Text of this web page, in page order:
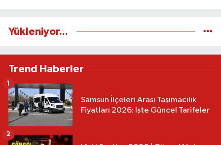
Yükleniyor...
Trend Haberler
Samsun İlçeleri Arası Taşımacılık
Fiyatları 2026: İşte Güncel Tarifeler
1
2